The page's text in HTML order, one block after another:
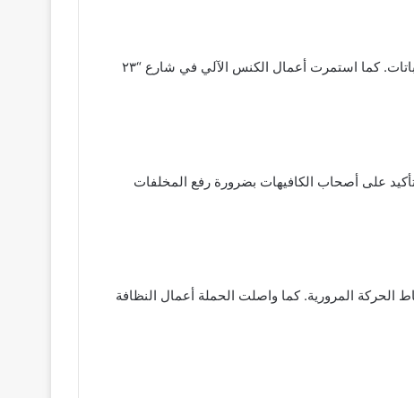
واصل الدكتور إسلام بهنساوي رئيس حي الشرق تفقد أعمال تطوير حديقة “الأمل”، مشدداً على الالتزام بالجودة في العناية بالنباتات. كما استمرت أعمال الكنس الآلي في شارع “٢٣
على أصحاب الكافيهات بضرورة رفع المخلفات
المرورية. كما واصلت الحملة أعمال النظافة